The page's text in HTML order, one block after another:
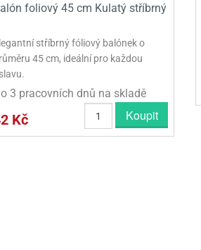
foliový 45 cm Kulatý stříbrný
stříbrný fóliový balónek o
45 cm, ideální pro každou
3 pracovních dnů na skladě
Kč Koupit